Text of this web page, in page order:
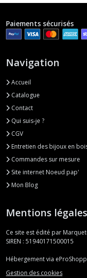
Paiements sécurisés
Navigation
Accueil
Catalogue
Contact
Qui suis-je ?
CGV
Entretien des bijoux en
Commandes sur mesure
Site internet Noeud pap'
Mon Blog
Mentions légales
Ce site est édité par
SIREN : 51940171500015
Hébergement via
Gestion des cookies